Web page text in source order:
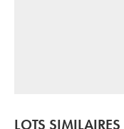
LOTS SIMILAIRES